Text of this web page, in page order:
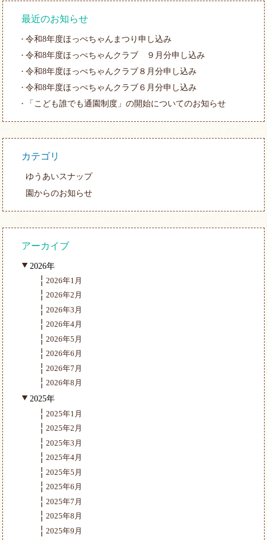
最近のお知らせ
令和8年度ほっぺちゃんまつり申し込み
令和8年度ほっぺちゃんクラブ ９月分申し込み
令和8年度ほっぺちゃんクラブ８月分申し込み
令和8年度ほっぺちゃんクラブ６月分申し込み
「こども誰でも通園制度」の開始についてのお知らせ
カテゴリ
ゆうあいスナップ
園からのお知らせ
アーカイブ
2026年
2026年1月
2026年2月
2026年3月
2026年4月
2026年5月
2026年6月
2026年7月
2026年8月
2025年
2025年1月
2025年2月
2025年3月
2025年4月
2025年5月
2025年6月
2025年7月
2025年8月
2025年9月